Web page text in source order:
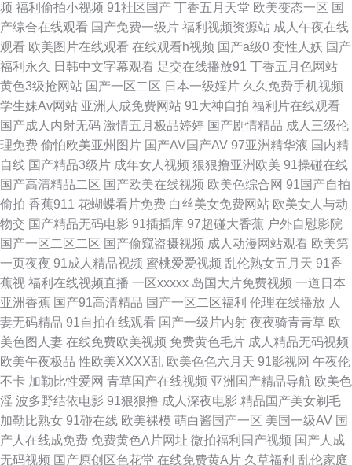
院网 人人操笔 亚洲黄色小说网 91色图 超碰成人人爽 韩国有码电影 欧美大
白重口味 无码窝导航网 91午夜激情 香蕉视频污视频 超碰91伊人 Aⅴ网站 欧
美性爱zo 欧洲色图网站 韩国成人社区 欧美久久成人网站 微拍福利哇咔呀 91
香蕉视频 成人豆花社区亚洲 精品国产97 青青草狼友集中营 亚洲乱乱少妇后
入 91在线视屏 超碰注妇 国产在线骚货群p 欧美天天好逼网 少妇黑丝足交 91
豆花视频网址 操熟女视频 国产欧美日产精品 日韩欧美中文自拍 一区二区免
费日本 97国产视频 都市激情另类 久久超碰碰 欧洲成人ab 五月花麻豆传媒 A
片aV欧日 日本在线a播放 91版动漫视 超碰这里只有精品 后入美女的网站 蜜
臀性爱 日本毛片视频 亚州三级视频 91已拍视频 国产91九九 日本色视 午夜
福利射喷水 97资源欧美 国产TS在线免费 另类口性交爱 日韩寂寞影院 在线
天堂资源 AV伦理午夜福利 韩国福利影院二区 美女福利视频导航 无码日日
91白虎高潮 99热青青 国产午夜诱惑 美女91网站黑丝 日韩免费 亚洲综合色
频 福利偷拍小视频 91社区国产 丁香五月天堂 欧美变态一区 国
产综合在线观看 国产免费一级片 福利视频资源站 成人午夜在线
观看 欧美图片在线观看 在线观看h视频 国产a级0 变性人妖 国产
福利永久
日韩中文字幕观看 足交在线播放91 丁香五月色网站
黄色3级抢网站 国产一区二区 日本一级婬片 久久免费手机视频
学生妹Av网站 亚洲人成免费网站 91大神自拍 福利片在线观看
国产成人内射无码 激情五月极品婷婷 国产剧情精品 成人三级伦
理免费 偷怕欧美亚州图片 国产AV国产AV 97亚洲精华液 国内精
自线 国产精品3级片 成年女人视频 狠狠撸亚洲欧美 91操碰在线
国产高清精品二区 国产欧美在线视频 欧美色综合网 91国产自拍
偷拍 香蕉911 花蝴蝶看片免费 白丝美女免费网站 欧美女人与动
物交 国产精品无码电影 91插插库 97超碰大香蕉 户外自慰影院
国产一区二区二区 国产偷窥盗摄视频 成人动漫网站观看 欧美第
一页夜夜 91成人精品视频 蜜桃爱爱视频 乱伦熟女五月天 91香
蕉视 福利在线视频直播 一区xxxxx 岛国大片免费视频 一道日本
亚洲香蕉 国产91高清精品 国产一区二区福利 伦理在线播放 人
妻无码精品 91自拍在线观看 国产一级片内射 夜夜骑青青草 欧
美色图人妻 在线免费欧美视频 免费黄色毛片 成人精品无码视频
欧美午夜极品 性欧美ⅩⅩⅩⅩ乱 欧美色色六月天 91影视网 午夜伦
不卡 加勒比性爱网 青草国产在线视频 亚洲国产精品导航 欧美色
淫 波多野结依电影 91狠狠撸 成人深夜电影 精品国产美女剃毛
加勒比熟女 91碰在线 欧美裸模 萌白酱国产一区 美国一级AV 国
产人在线成免费 免费黄色A片网址 微拍福利国产视频 国产人成
无码视频 国产原创区色花堂 在线免费黄A片 久草福利 乱伦家庭